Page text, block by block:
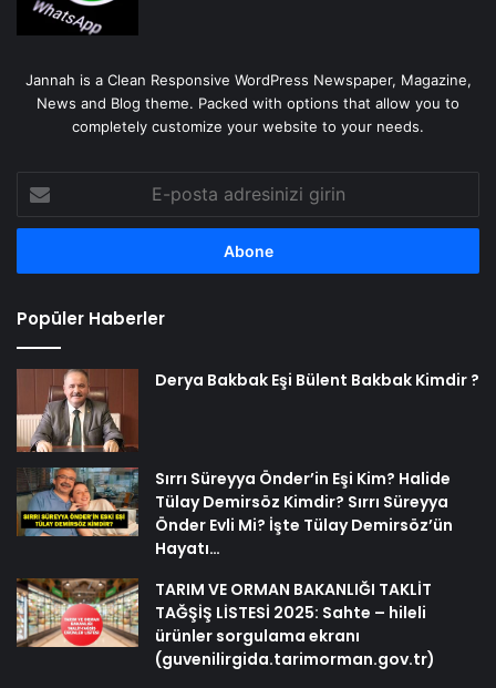
Jannah is a Clean Responsive WordPress Newspaper, Magazine,
News and Blog theme. Packed with options that allow you to
completely customize your website to your needs.
posta
adresinizi
Popüler Haberler
Derya Bakbak Eşi Bülent Bakbak Kimdir ?
Sırrı Süreyya Önder’in Eşi Kim? Halide
Tülay Demirsöz Kimdir? Sırrı Süreyya
Önder Evli Mi? İşte Tülay Demirsöz’ün
Hayatı…
TARIM VE ORMAN BAKANLIĞI TAKLİT
TAĞŞİŞ LİSTESİ 2025: Sahte – hileli
ürünler sorgulama ekranı
(guvenilirgida.tarimorman.gov.tr)